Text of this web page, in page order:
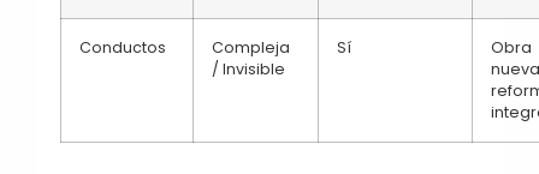
Conductos
Compleja
/ Invisible
Sí
Obra